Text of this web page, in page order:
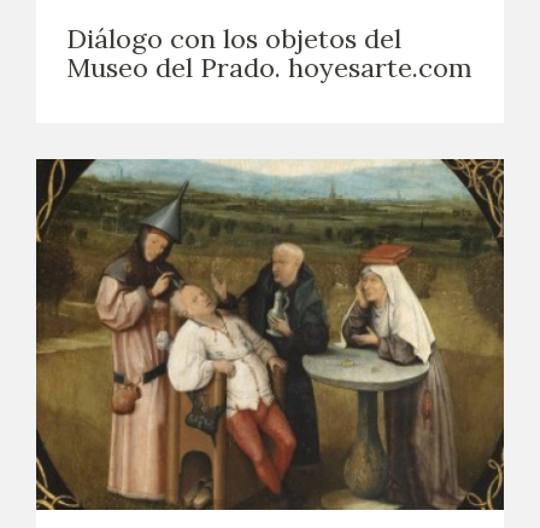
Diálogo con los objetos del
Museo del Prado. hoyesarte.com